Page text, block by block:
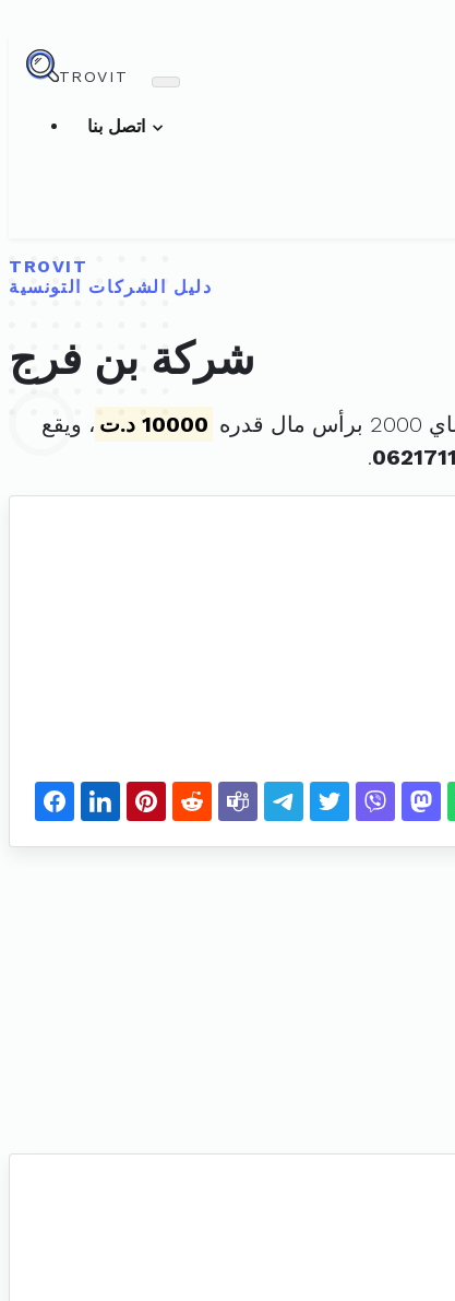
TROVIT
TROVIT
دليل الشركات التونسية
شركة بن فرج
10000 د.ت
، ويقع
.